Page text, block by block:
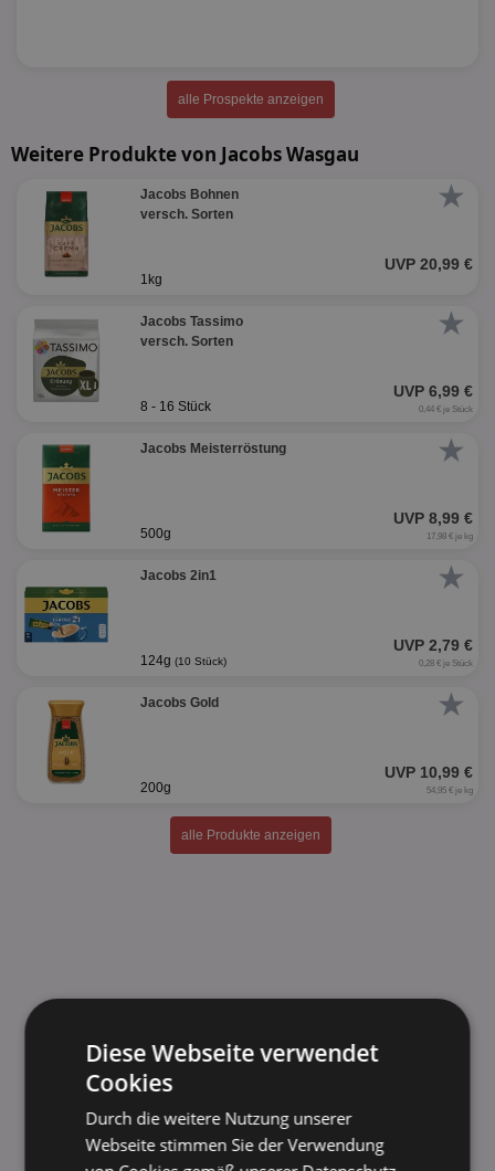
alle Prospekte anzeigen
Weitere Produkte von Jacobs Wasgau
★
Jacobs Bohnen
versch. Sorten
UVP 20,99 €
1kg
★
Jacobs Tassimo
versch. Sorten
UVP 6,99 €
8 - 16 Stück 0,44 € je Stück
★
Jacobs Meisterröstung
UVP 8,99 €
500g 17,98 € je kg
★
Jacobs 2in1
UVP 2,79 €
124g (10 Stück) 0,28 € je Stück
★
Jacobs Gold
UVP 10,99 €
200g 54,95 € je kg
alle Produkte anzeigen
Diese Webseite verwendet
Cookies
Durch die weitere Nutzung unserer
Webseite stimmen Sie der Verwendung